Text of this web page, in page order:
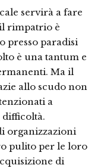
servirà a fare
rimpatrio è
presso paradisi
è una tantum e
Ma il
allo scudo non
a
organizzazioni
pulito per le loro
di